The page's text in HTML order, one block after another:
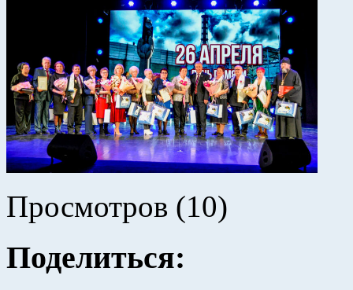
Просмотров (10)
Поделиться: